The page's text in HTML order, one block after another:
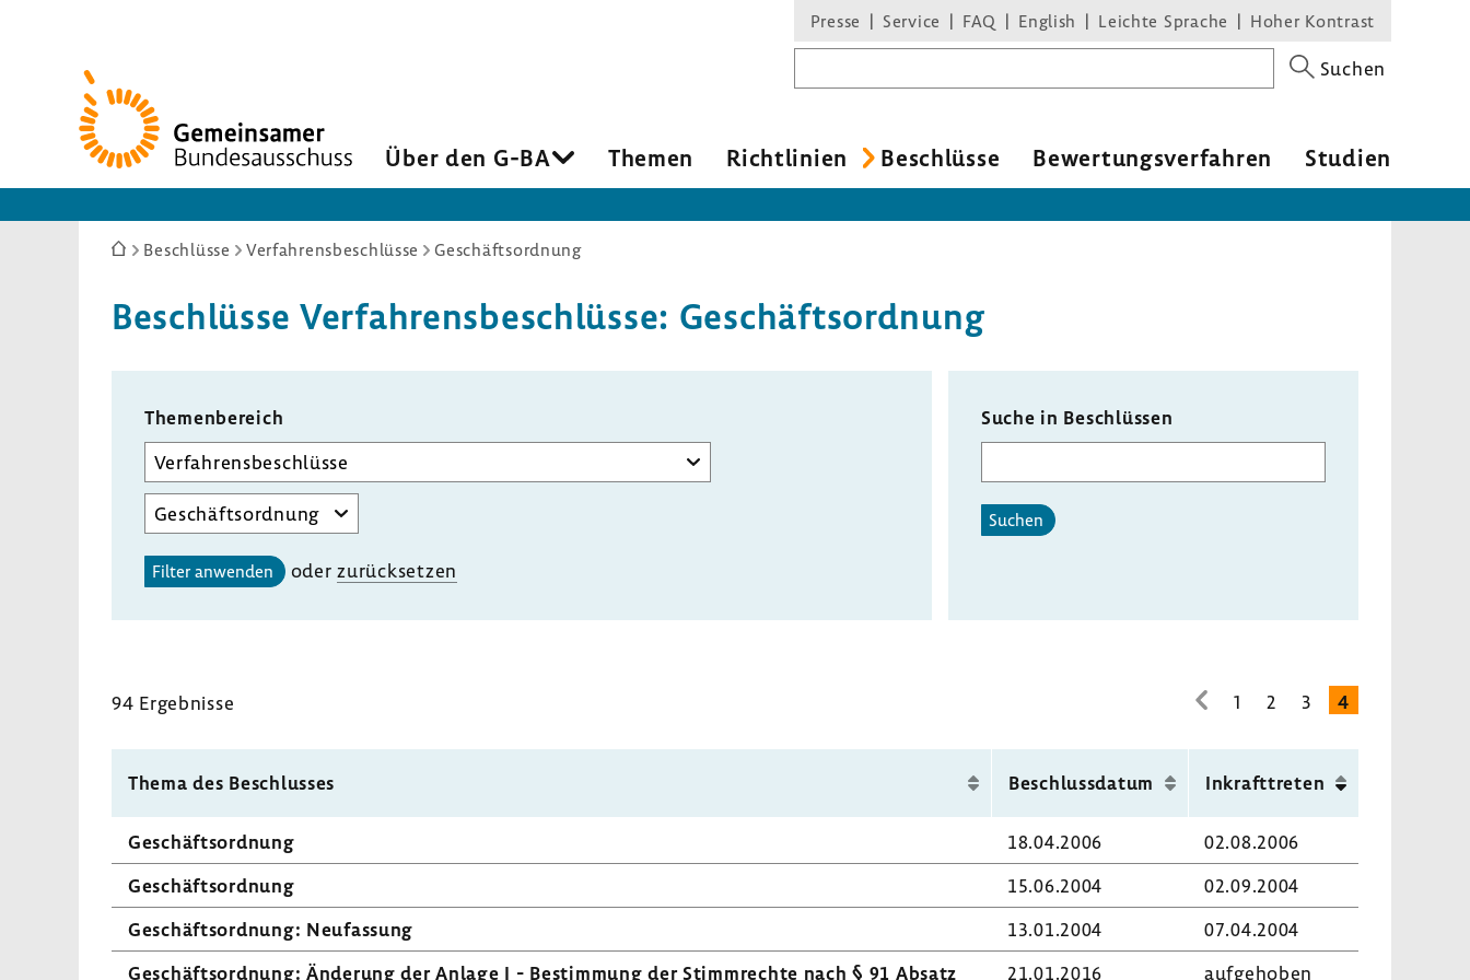
Zur
Startseite
Presse Service FAQ English Leichte Sprache Hoher Kontrast
Suchen
Über den G-BA Themen Richt­li­nien Beschlüsse Bewer­tungs­ver­fahren Studien
Sie
hier:
Beschlüsse Verfahrensbeschlüsse Geschäftsordnung
Beschlüsse Verfah­rens­be­schlüsse: Geschäfts­ord­nung
Themen­be­reich
Unterausschuss
auswählen
Aufgabenbereich
des
gewählten
Unterausschusses
auswählen
Filter anwenden oderzurück­setzen
Suche in Beschlüssen
Suchen
94 Ergeb­nisse
zur
Seite
1 2 3 4
Thema des Beschlusses Beschluss­datum Inkraft­treten
Geschäfts­ord­nung 18.04.2006
02.08.2006
Geschäfts­ord­nung
15.06.2004
02.09.2004
Geschäfts­ord­nung: Neufas­sung
13.01.2004
07.04.2004
Geschäfts­ord­nung: Ände­rung der Anlage I - Bestim­mung der Stimm­rechte nach § 91 Absatz
21.01.2016 aufge­hoben